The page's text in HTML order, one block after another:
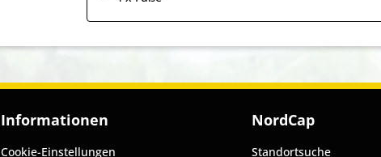
Informationen
Cookie-Einstellungen
NordCap
Standortsuche